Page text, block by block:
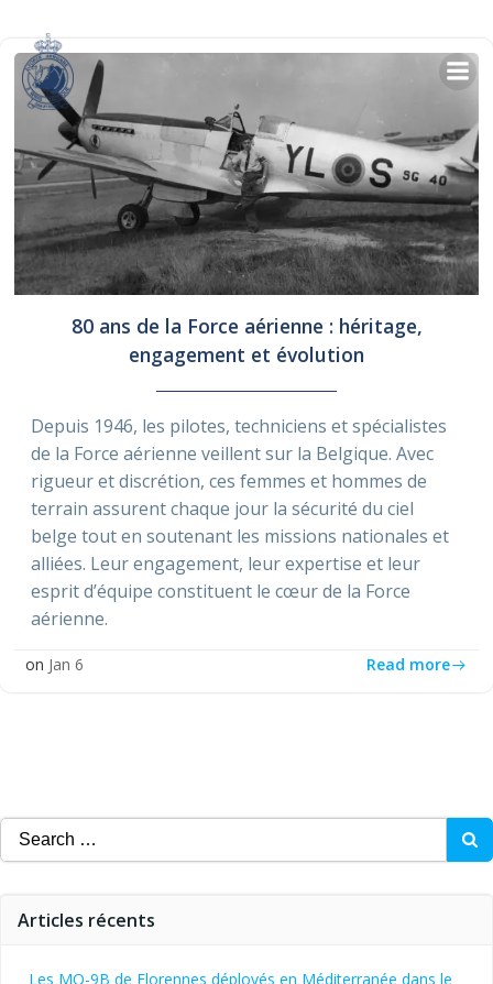
80 ans de la Force aérienne : héritage,
engagement et évolution
Depuis 1946, les pilotes, techniciens et spécialistes
de la Force aérienne veillent sur la Belgique. Avec
rigueur et discrétion, ces femmes et hommes de
terrain assurent chaque jour la sécurité du ciel
belge tout en soutenant les missions nationales et
alliées. Leur engagement, leur expertise et leur
esprit d’équipe constituent le cœur de la Force
aérienne.
on Jan 6 Read more
Search
for:
Articles récents
Les MQ-9B de Florennes déployés en Méditerranée dans le